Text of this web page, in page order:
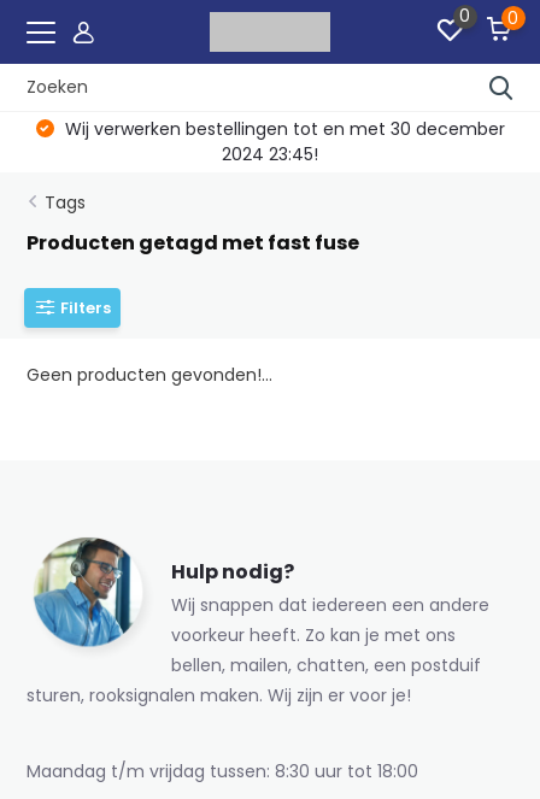
0 0
Wij verwerken bestellingen tot en met 30 december
2024 23:45!
Tags
Producten getagd met fast fuse
Filters
Geen producten gevonden!...
Hulp nodig?
Wij snappen dat iedereen een andere
voorkeur heeft. Zo kan je met ons
bellen, mailen, chatten, een postduif
sturen, rooksignalen maken. Wij zijn er voor je!
Maandag t/m vrijdag tussen: 8:30 uur tot 18:00